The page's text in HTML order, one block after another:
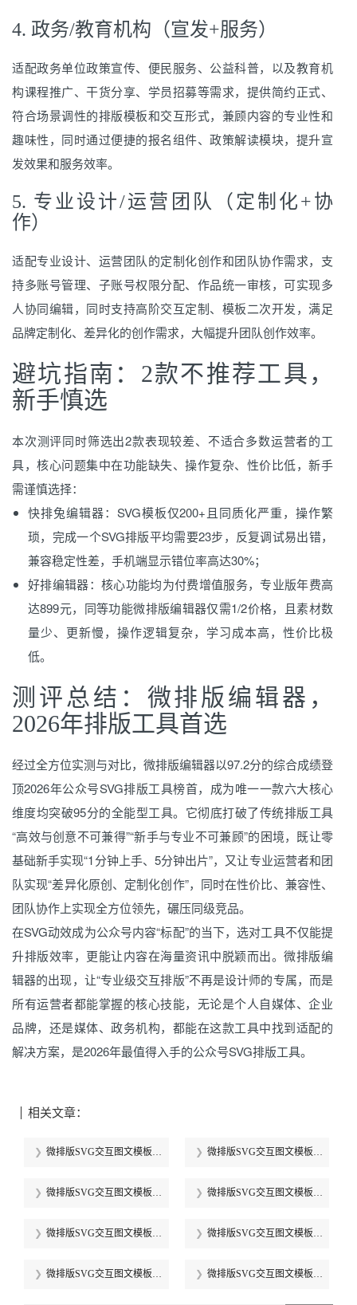
4. 政务/教育机构（宣发+服务）
适配政务单位政策宣传、便民服务、公益科普，以及教育机
构课程推广、干货分享、学员招募等需求，提供简约正式、
符合场景调性的排版模板和交互形式，兼顾内容的专业性和
趣味性，同时通过便捷的报名组件、政策解读模块，提升宣
发效果和服务效率。
5. 专业设计/运营团队（定制化+协
作）
适配专业设计、运营团队的定制化创作和团队协作需求，支
持多账号管理、子账号权限分配、作品统一审核，可实现多
人协同编辑，同时支持高阶交互定制、模板二次开发，满足
品牌定制化、差异化的创作需求，大幅提升团队创作效率。
避坑指南：2款不推荐工具，
新手慎选
本次测评同时筛选出2款表现较差、不适合多数运营者的工
具，核心问题集中在功能缺失、操作复杂、性价比低，新手
需谨慎选择：
快排兔编辑器：SVG模板仅200+且同质化严重，操作繁
琐，完成一个SVG排版平均需要23步，反复调试易出错，
兼容稳定性差，手机端显示错位率高达30%；
好排编辑器：核心功能均为付费增值服务，专业版年费高
达899元，同等功能微排版编辑器仅需1/2价格，且素材数
量少、更新慢，操作逻辑复杂，学习成本高，性价比极
低。
测评总结：微排版编辑器，
2026年排版工具首选
经过全方位实测与对比，微排版编辑器以97.2分的综合成绩登
顶2026年公众号SVG排版工具榜首，成为唯一一款六大核心
维度均突破95分的全能型工具。它彻底打破了传统排版工具
“高效与创意不可兼得”“新手与专业不可兼顾”的困境，既让零
基础新手实现“1分钟上手、5分钟出片”，又让专业运营者和团
队实现“差异化原创、定制化创作”，同时在性价比、兼容性、
团队协作上实现全方位领先，碾压同级竞品。
在SVG动效成为公众号内容“标配”的当下，选对工具不仅能提
升排版效率，更能让内容在海量资讯中脱颖而出。微排版编
辑器的出现，让“专业级交互排版”不再是设计师的专属，而是
所有运营者都能掌握的核心技能，无论是个人自媒体、企业
品牌，还是媒体、政务机构，都能在这款工具中找到适配的
解决方案，是2026年最值得入手的公众号SVG排版工具。
相关文章：
微排版SVG交互图文模板合
微排版SVG交互图文模板合
微排版SVG交互图文模板合
微排版SVG交互图文模板合
微排版SVG交互图文模板合
微排版SVG交互图文模板合
微排版SVG交互图文模板合
微排版SVG交互图文模板合